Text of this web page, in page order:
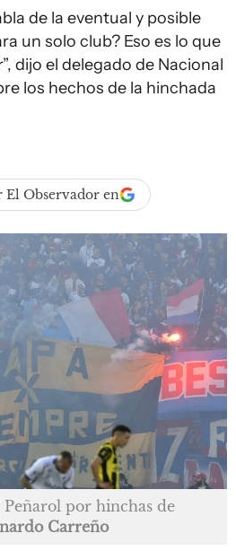
de la eventual y posible
un solo club? Eso es lo que
dijo el delegado de Nacional
los hechos de la hinchada
El Observador en
por hinchas de
Carreño